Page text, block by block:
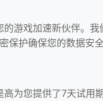
游戏加速新伙伴。
保护确保您的数据安全
为您提供了7天试用